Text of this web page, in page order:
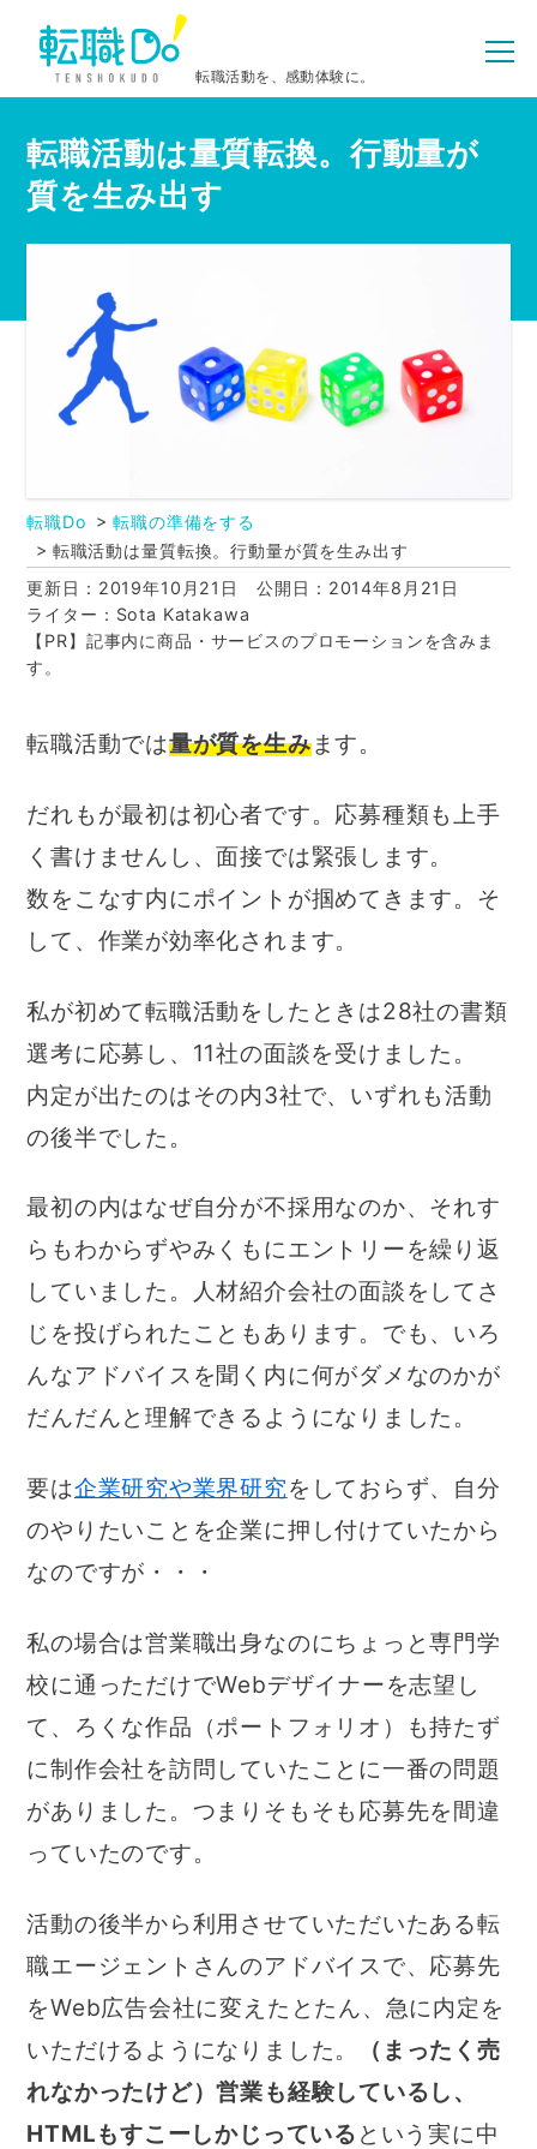
転職活動を、感動体験に。
転職活動は量質転換。行動量が
質を生み出す
転職Do
転職の準備をする
転職活動は量質転換。行動量が質を生み出す
更新日：2019年10月21日
公開日：2014年8月21日
ライター：Sota Katakawa
【PR】記事内に商品・サービスのプロモーションを含みま
す。
転職活動では量が質を生みます。
だれもが最初は初心者です。応募種類も上手
く書けませんし、面接では緊張します。
数をこなす内にポイントが掴めてきます。そ
して、作業が効率化されます。
私が初めて転職活動をしたときは28社の書類
選考に応募し、11社の面談を受けました。
内定が出たのはその内3社で、いずれも活動
の後半でした。
最初の内はなぜ自分が不採用なのか、それす
らもわからずやみくもにエントリーを繰り返
していました。人材紹介会社の面談をしてさ
じを投げられたこともあります。でも、いろ
んなアドバイスを聞く内に何がダメなのかが
だんだんと理解できるようになりました。
要は企業研究や業界研究をしておらず、自分
のやりたいことを企業に押し付けていたから
なのですが・・・
私の場合は営業職出身なのにちょっと専門学
校に通っただけでWebデザイナーを志望し
て、ろくな作品（ポートフォリオ）も持たず
に制作会社を訪問していたことに一番の問題
がありました。つまりそもそも応募先を間違
っていたのです。
活動の後半から利用させていただいたある転
職エージェントさんのアドバイスで、応募先
をWeb広告会社に変えたとたん、急に内定を
いただけるようになりました。
（まったく売
れなかったけど）営業も経験しているし、
HTMLもすこーしかじっている という実に中